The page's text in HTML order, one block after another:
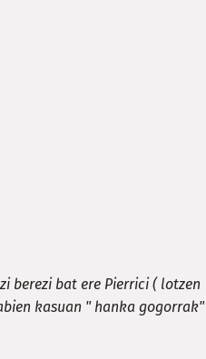
berezi bat ere Pierrici ( lotzen
kasuan " hanka gogorrak"